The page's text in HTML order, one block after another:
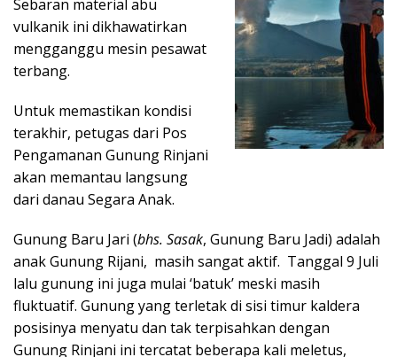
Sebaran material abu
vulkanik ini dikhawatirkan
mengganggu mesin pesawat
terbang.
Untuk memastikan kondisi
terakhir, petugas dari Pos
Pengamanan Gunung Rinjani
akan memantau langsung
dari danau Segara Anak.
Gunung Baru Jari (bhs. Sasak, Gunung Baru Jadi) adalah
anak Gunung Rijani, masih sangat aktif. Tanggal 9 Juli
lalu gunung ini juga mulai ‘batuk’ meski masih
fluktuatif. Gunung yang terletak di sisi timur kaldera
posisinya menyatu dan tak terpisahkan dengan
Gunung Rinjani ini tercatat beberapa kali meletus,